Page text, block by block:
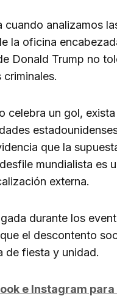
cuando analizamos
la oficina
Donald Trump no
celebra un gol,
que la
mundialista es
externa.
durante los
el descontento
de fiesta y unidad.
e Instagram